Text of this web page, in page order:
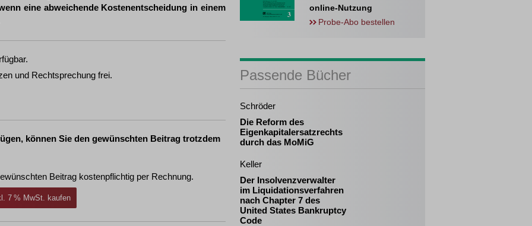
eine abweichende Kostenentscheidung in einem
und Rechtsprechung frei.
können Sie den gewünschten Beitrag trotzdem
Beitrag kostenpflichtig per Rechnung.
7 % MwSt. kaufen
online-Nutzung
Probe-Abo bestellen
Passende Bücher
Schröder
Die Reform des
Eigenkapitalersatzrechts
durch das MoMiG
Keller
Der Insolvenzverwalter
im Liquidationsverfahren
nach Chapter 7 des
United States Bankruptcy
Code